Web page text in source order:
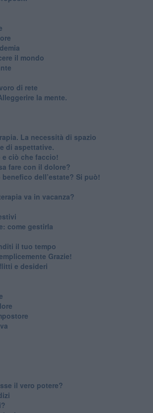
il mondo
di rete
la mente.
La necessità di spazio
di aspettative.
e ciò che faccio!
fare con il dolore?
benefico dell’estate? Si può!
va in vacanza?
come gestirla
il tuo tempo
Grazie!
e desideri
il vero potere?